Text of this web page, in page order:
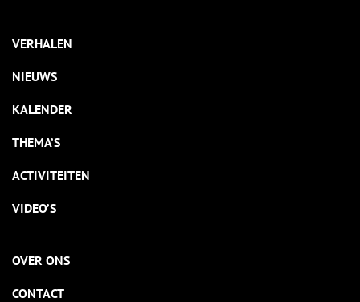
VERHALEN
NIEUWS
KALENDER
THEMA’S
ACTIVITEITEN
VIDEO’S
OVER ONS
CONTACT